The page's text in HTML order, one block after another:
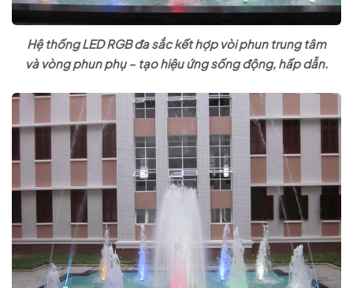
Hệ thống LED RGB đa sắc kết hợp vòi phun trung tâm
và vòng phun phụ – tạo hiệu ứng sống động, hấp dẫn.